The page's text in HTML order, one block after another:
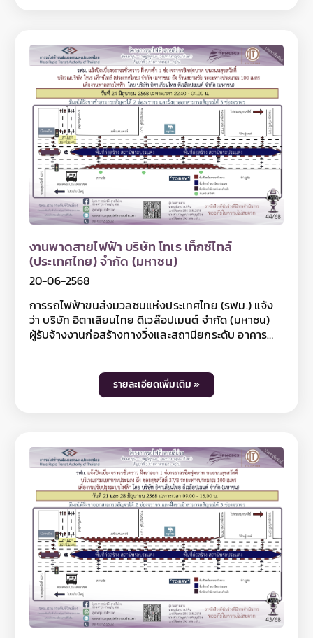
ในวันที่ 29 มิถุนายน 2568 เฉพาะเวลา 22.00 – 04.00 น.
มีผลให้ฝั่งขาออกสามารถสัญจรได้ 2 ช่องจราจร และฝั่ง
ขาเข้าให้เบี่ยงไปใช้ทางฝั่งขาออกทดแทน 1 ช่องจราจร
ทั้งนี้ ประชาชนสามารถเข้า – ออก ที่พักอาศัยได้ตามปกติ
ทั้งนี้ การปิดเบี่ยงจราจรเพื่อดำเนินงานดังกล่าว อาจ
ทำให้ผู้ใช้เส้นทางไม่ได้รับความสะดวกในการเดินทางและ
อาจมีเสียงดังรบกวนพื้นที่บริเวณใกล้เคียงในวันเวลาดัง
กล่าว ดังนั้น หากไม่มีความจำเป็นโปรดหลีกเลี่ยงเส้น
ทาง และ รฟม. ต้องขออภัยมา ณ โอกาสนี้ โดยผู้ใช้เส้น
ทางสามารถสอบถามรายละเอียดการปิดเบี่ยงจราจรได้ที่
หมายเลข 08 0072 6522 และติดตามข้อมูลโครงการฯ
ได้ที่เว็บไซต์ www.mrta-purplelinesouth.com
Facebook โครงการรถไฟฟ้าสายสีม่วง ช่วงเตาปูน –
ราษฎร์บูรณะ และ Line @mrtpurpleline
งานพาดสายไฟฟ้า บริษัท โทเร เท็กซ์ไทล์
(ประเทศไทย) จำกัด (มหาชน)
20-06-2568
การรถไฟฟ้าขนส่งมวลชนแห่งประเทศไทย (รฟม.) แจ้ง
ว่า บริษัท อิตาเลียนไทย ดีเวล๊อปเมนต์ จำกัด (มหาชน)
ผู้รับจ้างงานก่อสร้างทางวิ่งและสถานียกระดับ อาคาร
ภิเษก) สัญญาที่ 5 ช่วงดาวคะนอง - ครุใน มีความจำเป็น
ต้องปิดเบี่ยงจราจรชั่วคราว ฝั่งขาเข้า 1 ช่องจราจรชิด
มิถุนายน 2568 เฉพาะเวลา 22.00 - 04.00 น. โดยมีผล
ให้ฝั่งขาเข้าสามารถสัญจรได้ 2 ช่องจราจร และฝั่งขาออก
สามารถสัญจรได้ 3 ช่องจราจร ทั้งนี้ การปิดเบี่ยงจราจร
เพื่อดำเนินงานดังกล่าว อาจทำให้ผู้ใช้เส้นทางไม่ได้รับ
ความสะดวกในการเดินทางและอาจมีเสียงดังรบกวน
พื้นที่บริเวณใกล้เคียงในวันเวลาดังกล่าว ดังนั้น หากไม่มี
ความจำเป็นโปรดหลีกเลี่ยงเส้นทาง และ รฟม. ต้อง
ขออภัยมา ณ โอกาสนี้ โดยผู้ใช้เส้นทางสามารถสอบถาม
รายละเอียดการปิดเบี่ยงจราจรได้ที่หมายเลข 08 0072
6522 และติดตามข้อมูลโครงการฯ ได้ที่ เว็บไซต์
www.mrta-purplelinesouth.com Facebook
โครงการรถไฟฟ้าสายสีม่วง ช่วงเตาปูน – ราษฎร์บูรณะ
และ Line @mrtpurpleline
รายละเอียดเพิ่มเติม »